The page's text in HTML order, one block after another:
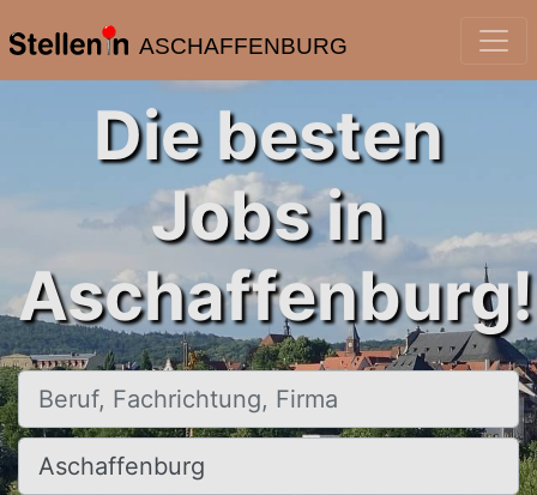
ASCHAFFENBURG
Die besten
Jobs in
Aschaffenburg!
Beruf, Fachrichtung, Firma
Ort, Stadt